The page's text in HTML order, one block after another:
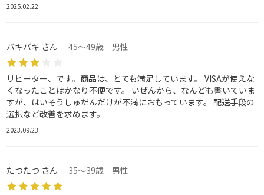
2025.02.22
バキバキ さん 45～49歳 男性
リピーター、です。商品は、とても満足しています。 VISAが使えな
くなったことはかなり不便です。 いぜんから、なんども書いていま
すが、はいそうしゅだんだけが不満におもっています。 配送手段の
選択など改善を求めます。
2023.09.23
たつたつ さん 35～39歳 男性